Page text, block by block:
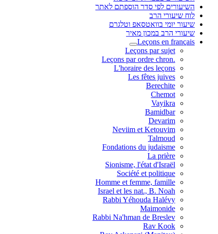
השיעורים לפי סדר הוספתם לאתר
לוח שיעורי הרב
שיעור יומי בוואטסאפ וטלגרם
שיעורי הרב במכון מאיר
Leçons en français
Leçons par sujet
.Leçons par ordre chron
L'horaire des leçons
Les fêtes juives
Berechite
Chemot
Vayikra
Bamidbar
Devarim
Neviim et Ketouvim
Talmoud
Fondations du judaisme
La prière
Sionisme, l'état d'Israël
Société et politique
Homme et femme, famille
Israel et les nat., B. Noah
Rabbi Yéhouda Halévy
Maimonide
Rabbi Na'hman de Breslev
Rav Kook